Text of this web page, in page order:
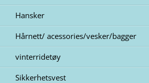
Hansker
Hårnett/ acessories/vesker/bagger
vinterridetøy
Sikkerhetsvest